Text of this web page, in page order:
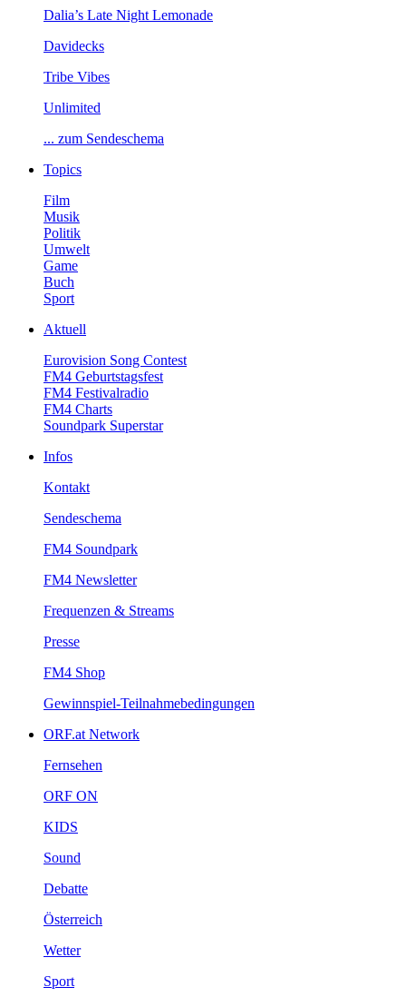
Dalia’sLateNightLemonade
Davidecks
TribeVibes
Unlimited
...zumSendeschema
Topics
Film
Musik
Politik
Umwelt
Game
Buch
Sport
Aktuell
EurovisionSongContest
FM4Geburtstagsfest
FM4Festivalradio
FM4Charts
SoundparkSuperstar
Infos
Kontakt
Sendeschema
FM4Soundpark
FM4Newsletter
Frequenzen&Streams
Presse
FM4Shop
Gewinnspiel-Teilnahmebedingungen
ORF.atNetwork
Fernsehen
ORFON
KIDS
Sound
Debatte
Österreich
Wetter
Sport